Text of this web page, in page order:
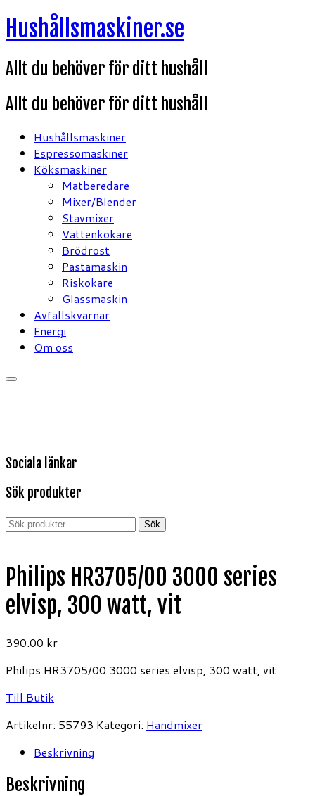
Hoppa
till
Hushållsmaskiner.se
Allt du behöver för ditt hushåll
Allt du behöver för ditt hushåll
Hushållsmaskiner
Espressomaskiner
Köksmaskiner
Matberedare
Mixer/Blender
Stavmixer
Vattenkokare
Brödrost
Pastamaskin
Riskokare
Glassmaskin
Avfallskvarnar
Energi
Om oss
Sociala länkar
Sök produkter
Sök
Sök
Philips HR3705/00 3000 series
elvisp, 300 watt, vit
390.00 kr
Philips HR3705/00 3000 series elvisp, 300 watt, vit
Till Butik
Artikelnr: 55793 Kategori: Handmixer
Beskrivning
Beskrivning